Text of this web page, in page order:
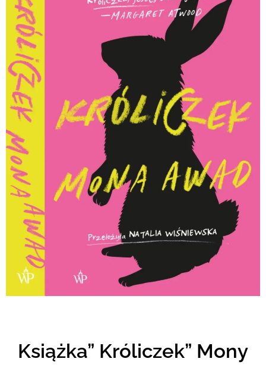
Książka” Króliczek” Mony